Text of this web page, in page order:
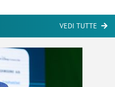
VEDI TUTTE